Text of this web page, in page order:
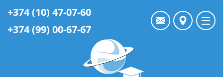
+374 (10) 47-07-60
+374 (99) 00-67-67